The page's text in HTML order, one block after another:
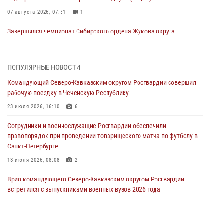
07 августа 2026, 07:51 1
Завершился чемпионат Сибирского ордена Жукова округа
Кубани
07 августа 2026, 06:49
святого праведного воина Федора Ушакова (видео)
07 августа 2026, 06:15 7
Росгвардейцы оказали адресную помощь жителям Луганской
07 августа 2026, 05:00
ПОПУЛЯРНЫЕ НОВОСТИ
Командующий Северо-Кавказским округом Росгвардии совершил
рабочую поездку в Чеченскую Республику
23 июля 2026, 16:10 6
Сотрудники и военнослужащие Росгвардии обеспечили
правопорядок при проведении товарищеского матча по футболу в
Санкт-Петербурге
13 июля 2026, 08:08 2
Врио командующего Северо-Кавказским округом Росгвардии
встретился с выпускниками военных вузов 2026 года